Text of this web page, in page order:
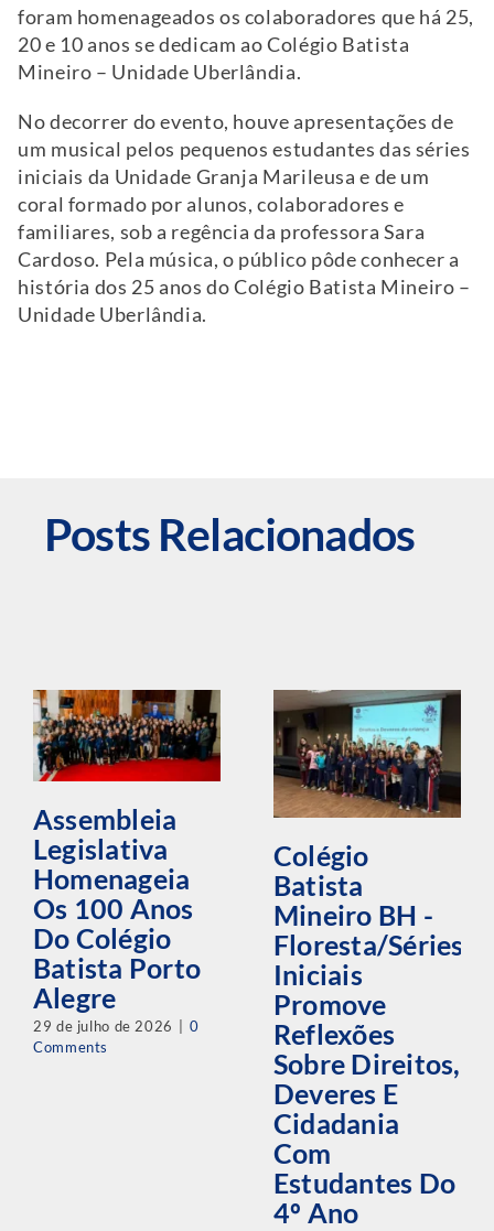
foram homenageados os colaboradores que há 25,
20 e 10 anos se dedicam ao Colégio Batista
Mineiro – Unidade Uberlândia.
No decorrer do evento, houve apresentações de
um musical pelos pequenos estudantes das séries
iniciais da Unidade Granja Marileusa e de um
coral formado por alunos, colaboradores e
familiares, sob a regência da professora Sara
Cardoso. Pela música, o público pôde conhecer a
história dos 25 anos do Colégio Batista Mineiro –
Unidade Uberlândia.
Posts Relacionados
Assembleia
Legislativa
Homenageia
Os 100 Anos
Do Colégio
Batista Porto
Alegre
29 de julho de 2026
0
Comments
Colégio
Batista
Mineiro BH -
Floresta/Séries
Iniciais
Promove
Reflexões
Sobre Direitos,
Deveres E
Cidadania
Com
Estudantes Do
4º Ano